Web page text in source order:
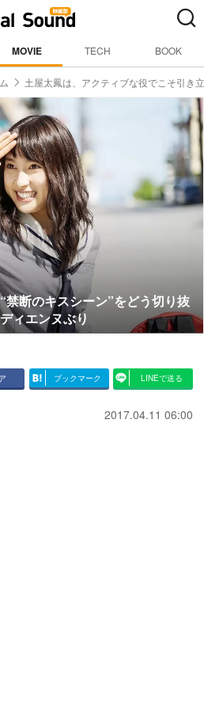
MOVIE TECH BOOK
土屋太鳳は、アクティブな役でこそ引き
断のキスシーン”をどう切り抜
ィエンヌぶり
ブックマーク LINEで送る
2017.04.11 06:00